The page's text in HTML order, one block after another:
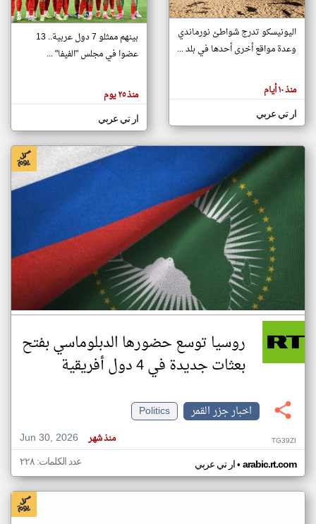
تغيير الدولة
اخبار جزر القمر على مدار الساعة
أهم اخبار جزر القمر العاجلة والمباشرة
هنا عن
وجهة
كاتبيها.
اليونيسكو تدرج شواطئ نورماندي
وعدة مواقع أخرى أحدها في بلد ...
منذ ١٠ أيام
ار تي عربي
بينهم ممثلو 7 دول عربية.. 13
عضوا في مجلس "الفيفا" ...
منذ ٢٥ يوم
ار تي عربي
روسيا توسع حضورها الدبلوماسي بفتح
بعثات جديدة في 4 دول أفريقية
اخبار جزر القمر
Politics
Jun 30, 2026
منذ شهر TG39ZI
ار تي عربي• arabic.rt.com عدد الكلمات: ٢٢٨
klyoum.com